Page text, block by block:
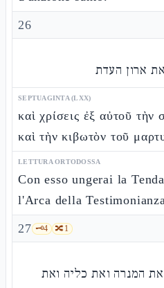
26
ארון העדת
SEPTUAGINTA (LXX)
καὶ χρίσεις ἐξ αὐτοῦ τὴν
καὶ τὴν κιβωτὸν τοῦ
LETTURA ORTODOSSA
Con esso ungerai la
l'Arca della
27 🗝️4 🔀1
המנרה ואת כליה ואת